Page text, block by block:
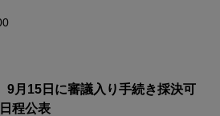
9月15日に審議入り手続き採決可
程公表